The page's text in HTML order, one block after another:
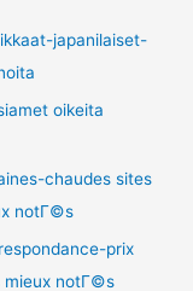
japanilaiset-
oikeita
chaudes sites
notГ©s
prix
mieux notГ©s